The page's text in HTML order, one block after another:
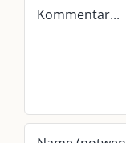
Kommentar
Whatsapp:0151-